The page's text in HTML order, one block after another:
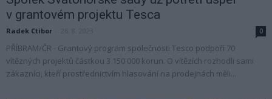
v grantovém projektu Tesca
Radek Ctibor 0
PŘÍBRAM/ČR - Grantový program společnosti Tesco podpoří 70
vítězných projektů částkou 3 150 000 korun. O vítězích rozhodli sami
zákazníci, kteří prostřednictvím hlasování na prodejnách měli...